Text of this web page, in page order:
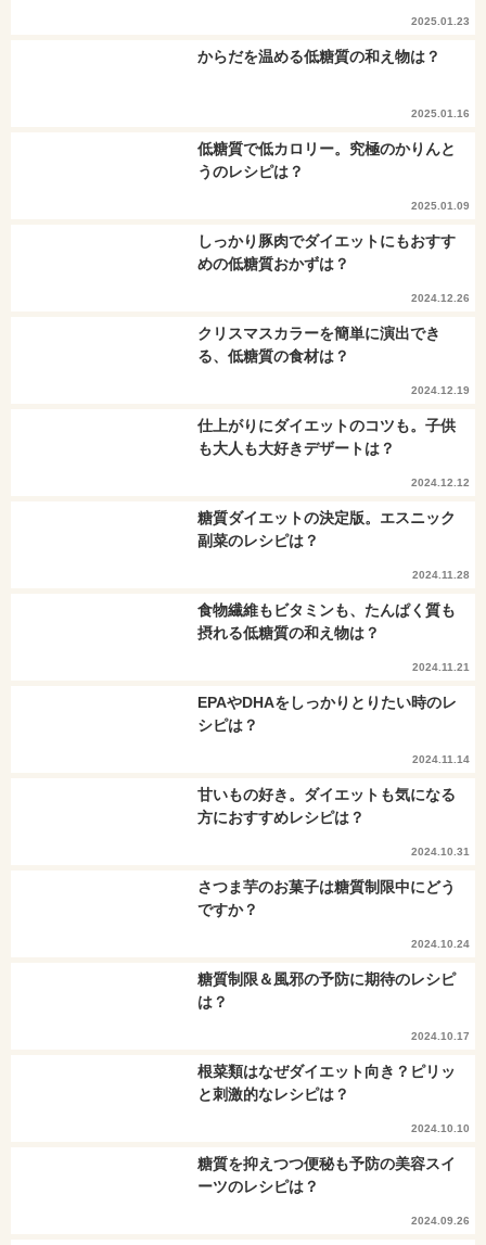
2025.01.23
からだを温める低糖質の和え物は？
2025.01.16
低糖質で低カロリー。究極のかりんと
うのレシピは？
2025.01.09
しっかり豚肉でダイエットにもおすす
めの低糖質おかずは？
2024.12.26
クリスマスカラーを簡単に演出でき
る、低糖質の食材は？
2024.12.19
仕上がりにダイエットのコツも。子供
も大人も大好きデザートは？
2024.12.12
糖質ダイエットの決定版。エスニック
副菜のレシピは？
2024.11.28
食物繊維もビタミンも、たんぱく質も
摂れる低糖質の和え物は？
2024.11.21
EPAやDHAをしっかりとりたい時のレ
シピは？
2024.11.14
甘いもの好き。ダイエットも気になる
方におすすめレシピは？
2024.10.31
さつま芋のお菓子は糖質制限中にどう
ですか？
2024.10.24
糖質制限＆風邪の予防に期待のレシピ
は？
2024.10.17
根菜類はなぜダイエット向き？ピリッ
と刺激的なレシピは？
2024.10.10
糖質を抑えつつ便秘も予防の美容スイ
ーツのレシピは？
2024.09.26